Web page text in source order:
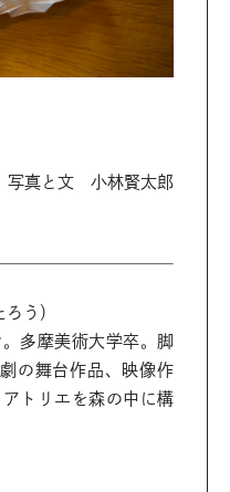
写真と文 小林賢太郎
う）
多摩美術大学卒。脚
の舞台作品、映像作
トリエを森の中に構